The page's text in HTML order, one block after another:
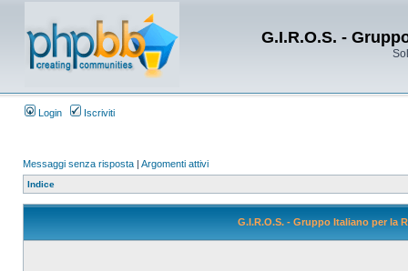
G.I.R.O.S. -
Login Iscriviti
Messaggi senza risposta | Argomenti attivi
Indice
G.I.R.O.S. - Gruppo Italiano per la